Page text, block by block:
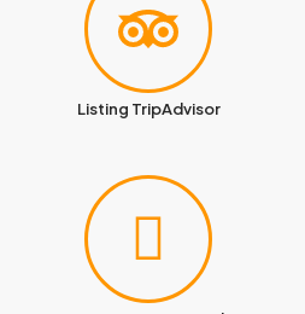
Listing TripAdvisor